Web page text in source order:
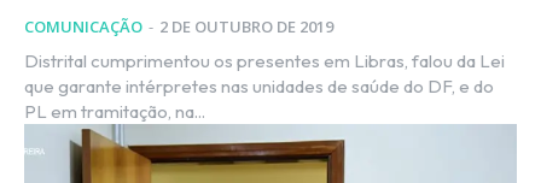
COMUNICAÇÃO - 2 DE OUTUBRO DE 2019
Distrital cumprimentou os presentes em Libras, falou da Lei
que garante intérpretes nas unidades de saúde do DF, e do
PL em tramitação, na...